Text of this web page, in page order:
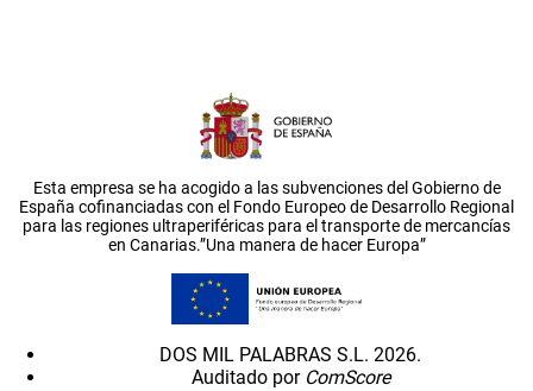
Esta empresa se ha acogido a las subvenciones del Gobierno de
España cofinanciadas con el Fondo Europeo de Desarrollo Regional
para las regiones ultraperiféricas para el transporte de mercancías
en Canarias.”Una manera de hacer Europa”
DOS MIL PALABRAS S.L. 2026.
Auditado por ComScore